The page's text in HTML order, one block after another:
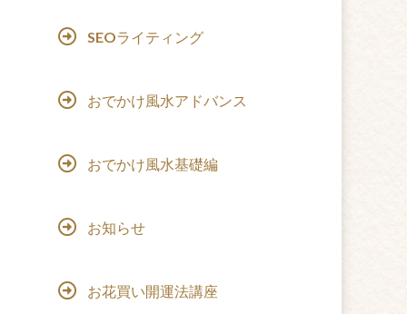
SEOライティング
おでかけ風水アドバンス
おでかけ風水基礎編
お知らせ
お花買い開運法講座